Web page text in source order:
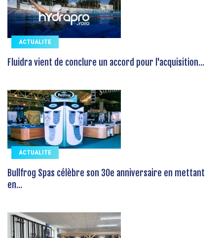
ACTUALITE
Fluidra vient de conclure un accord pour l'acquisition...
ACTUALITE
Bullfrog Spas célèbre son 30e anniversaire en mettant
en...